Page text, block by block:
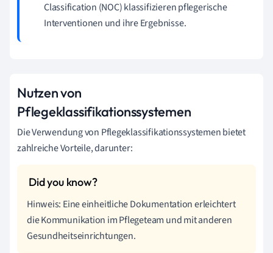
Classification (NOC) klassifizieren pflegerische
Interventionen und ihre Ergebnisse.
Nutzen von
Pflegeklassifikationssystemen
Die Verwendung von Pflegeklassifikationssystemen bietet
zahlreiche Vorteile, darunter:
Hinweis: Eine einheitliche Dokumentation erleichtert
die Kommunikation im Pflegeteam und mit anderen
Gesundheitseinrichtungen.